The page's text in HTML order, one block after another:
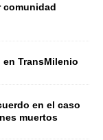
comunidad
TransMilenio
en el caso
muertos